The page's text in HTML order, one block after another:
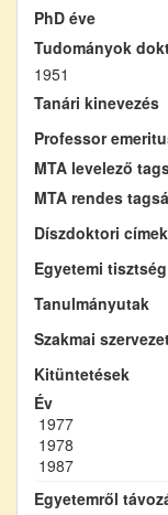
PhD éve
Tudományok
1951
Tanári kinevezés
Professor
MTA levelező
MTA rendes
Díszdoktori címek
Egyetemi tisztség
Tanulmányutak
Szakmai
Kitüntetések
Év
1977
1978
1987
Egyetemről